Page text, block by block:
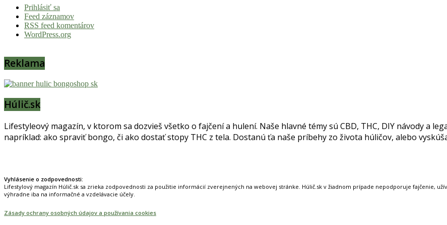
Prihlásiť sa
Feed záznamov
RSS feed komentárov
WordPress.org
Reklama
Húlič.sk
Lifestyleový magazín, v ktorom sa dozvieš všetko o fajčení a hulení. Naše hlavné témy sú CBD, THC, DIY návody a
napríklad: ako spraviť bongo, či ako dostať stopy THC z tela. Dostanú ťa naše príbehy zo života húličov, alebo
Vyhlásenie o zodpovednosti:
Lifestylový magazín Húlič.sk sa zrieka zodpovednosti za použitie informácií zverejnených na webovej stránke. Húlič.sk v žiadnom prípade nepodporuje fajčenie,
výhradne iba na informačné a vzdelávacie účely.
Zásady ochrany osobných údajov a používania cookies